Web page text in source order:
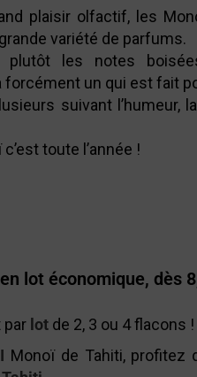
plaisir olfactif, les
variété de parfums.
plutôt les notes
forcément un qui est fait
suivant l’humeur,
toute l’année !
lot économique, dès
par lot de 2, 3 ou 4 flacons !
Monoï de Tahiti, profitez